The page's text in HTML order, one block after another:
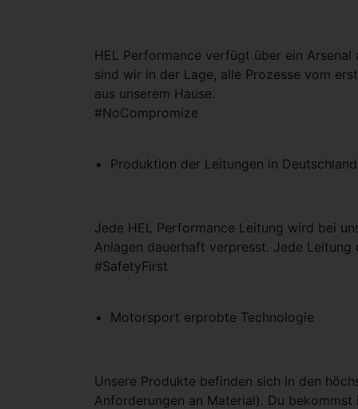
HEL Performance verfügt über ein
sind wir in der Lage, alle Prozesse vom
aus unserem Hause.
#NoCompromize
Produktion der Leitungen in
Jede HEL Performance Leitung wird bei
Anlagen dauerhaft verpresst. Jede
#SafetyFirst
Motorsport erprobte Technologie
Unsere Produkte befinden sich in den
Anforderungen an Material). Du